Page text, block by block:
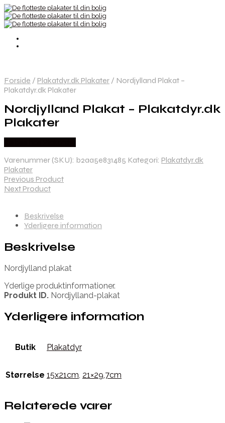
Forside / Plakatdyr.dk Plakater / Nordjylland Plakat –
Plakatdyr.dk Plakater
Nordjylland Plakat – Plakatdyr.dk
Plakater
Varenummer (SKU): b2aa5e831485 Kategori: Plakatdyr.dk
Plakater
Previous Product
Next Product
Beskrivelse
Yderligere information
Beskrivelse
Nordjylland plakat
Yderlige produktinformationer.
Produkt ID. Nordjylland-plakat
Yderligere information
Butik Plakatdyr
Størrelse 15x21cm, 21×29,7cm
Relaterede varer